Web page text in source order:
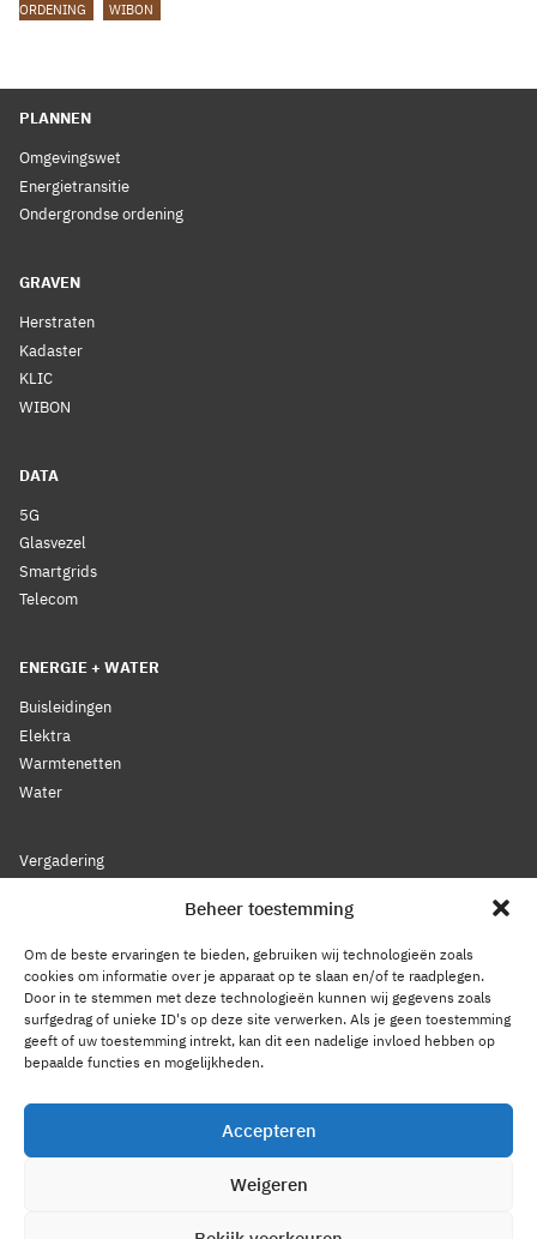
Beheer toestemming
Om de beste ervaringen te bieden, gebruiken wij technologieën zoals
cookies om informatie over je apparaat op te slaan en/of te raadplegen.
Door in te stemmen met deze technologieën kunnen wij gegevens zoals
surfgedrag of unieke ID's op deze site verwerken. Als je geen toestemming
geeft of uw toestemming intrekt, kan dit een nadelige invloed hebben op
bepaalde functies en mogelijkheden.
Accepteren
Weigeren
ORDENING
WIBON
PLANNEN
Omgevingswet
Energietransitie
Ondergrondse ordening
GRAVEN
Herstraten
Kadaster
KLIC
WIBON
DATA
5G
Glasvezel
Smartgrids
Telecom
ENERGIE + WATER
Buisleidingen
Elektra
Warmtenetten
Water
Vergadering
Bestuur
Leden
Voorwaarden
Reglement
Statuten
Privacy Statement